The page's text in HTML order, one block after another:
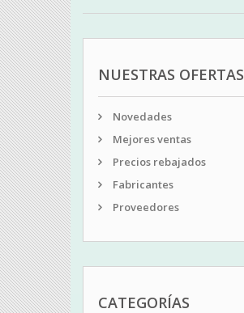
NUESTRAS OFERTAS
Novedades
Mejores ventas
Precios rebajados
Fabricantes
Proveedores
CATEGORÍAS